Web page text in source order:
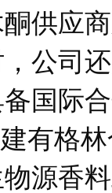
供应
公司
国际
格林
源香